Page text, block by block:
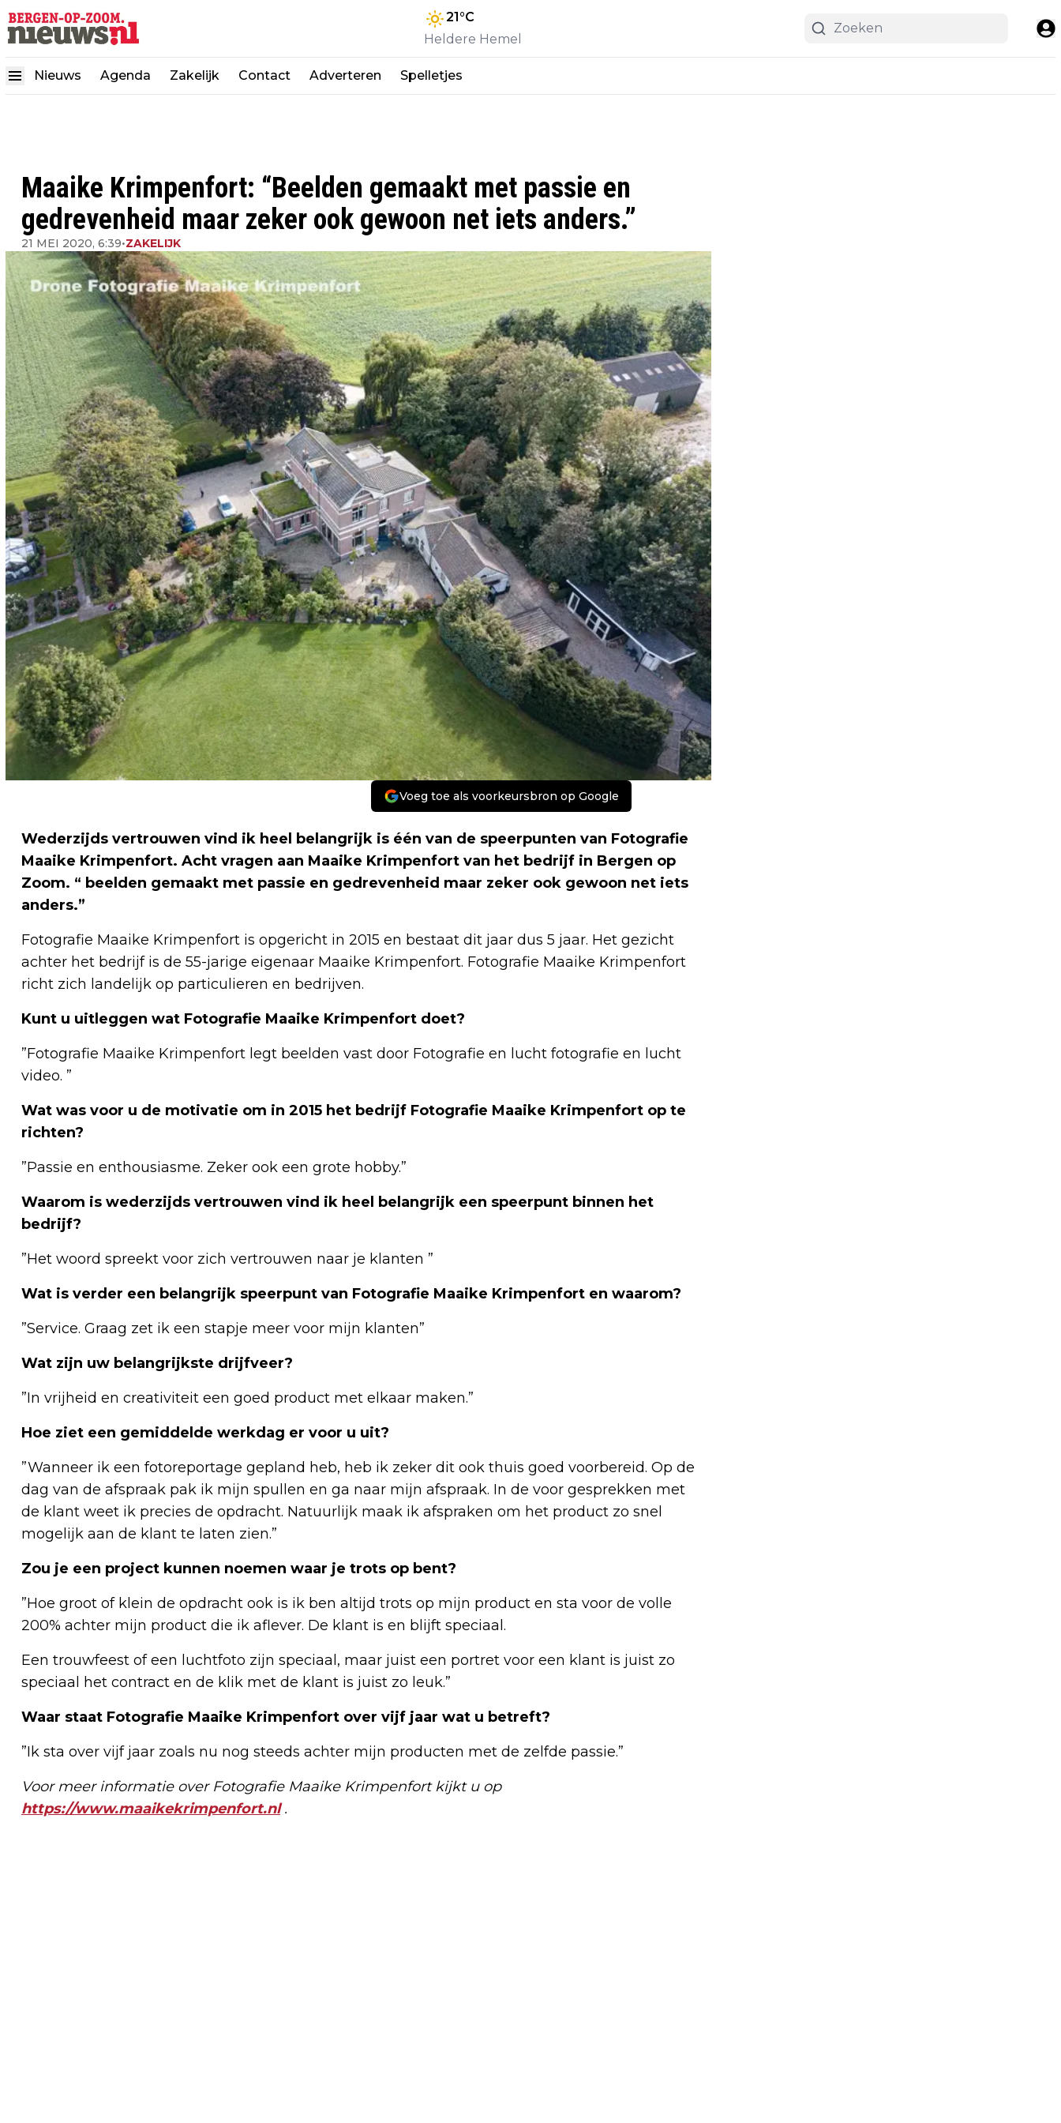
21°C
Heldere Hemel
Nieuws Agenda Zakelijk Contact Adverteren Spelletjes
Maaike Krimpenfort: “Beelden gemaakt met passie en
gedrevenheid maar zeker ook gewoon net iets anders.”
21 MEI 2020, 6:39•ZAKELIJK
Voeg toe als voorkeursbron op Google
Wederzijds vertrouwen vind ik heel belangrijk is één van de speerpunten van Fotografie
Maaike Krimpenfort. Acht vragen aan Maaike Krimpenfort van het bedrijf in Bergen op
Zoom. “ beelden gemaakt met passie en gedrevenheid maar zeker ook gewoon net iets
anders.”
Fotografie Maaike Krimpenfort is opgericht in 2015 en bestaat dit jaar dus 5 jaar. Het gezicht
achter het bedrijf is de 55-jarige eigenaar Maaike Krimpenfort. Fotografie Maaike Krimpenfort
richt zich landelijk op particulieren en bedrijven.
Kunt u uitleggen wat Fotografie Maaike Krimpenfort doet?
”Fotografie Maaike Krimpenfort legt beelden vast door Fotografie en lucht fotografie en lucht
video. ”
Wat was voor u de motivatie om in 2015 het bedrijf Fotografie Maaike Krimpenfort op te
richten?
”Passie en enthousiasme. Zeker ook een grote hobby.”
Waarom is wederzijds vertrouwen vind ik heel belangrijk een speerpunt binnen het
bedrijf?
”Het woord spreekt voor zich vertrouwen naar je klanten ”
Wat is verder een belangrijk speerpunt van Fotografie Maaike Krimpenfort en waarom?
”Service. Graag zet ik een stapje meer voor mijn klanten”
Wat zijn uw belangrijkste drijfveer?
”In vrijheid en creativiteit een goed product met elkaar maken.”
Hoe ziet een gemiddelde werkdag er voor u uit?
”Wanneer ik een fotoreportage gepland heb, heb ik zeker dit ook thuis goed voorbereid. Op de
dag van de afspraak pak ik mijn spullen en ga naar mijn afspraak. In de voor gesprekken met
de klant weet ik precies de opdracht. Natuurlijk maak ik afspraken om het product zo snel
mogelijk aan de klant te laten zien.”
Zou je een project kunnen noemen waar je trots op bent?
”Hoe groot of klein de opdracht ook is ik ben altijd trots op mijn product en sta voor de volle
200% achter mijn product die ik aflever. De klant is en blijft speciaal.
Een trouwfeest of een luchtfoto zijn speciaal, maar juist een portret voor een klant is juist zo
speciaal het contract en de klik met de klant is juist zo leuk.”
Waar staat Fotografie Maaike Krimpenfort over vijf jaar wat u betreft?
”Ik sta over vijf jaar zoals nu nog steeds achter mijn producten met de zelfde passie.”
Voor meer informatie over Fotografie Maaike Krimpenfort kijkt u op
https://www.maaikekrimpenfort.nl.